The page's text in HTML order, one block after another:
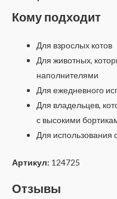
Кому подходит
Для взрослых котов
Для животных,
наполнителями
Для ежедневного
Для владельцев,
с высокими
Для использования
Артикул: 124725
Отзывы